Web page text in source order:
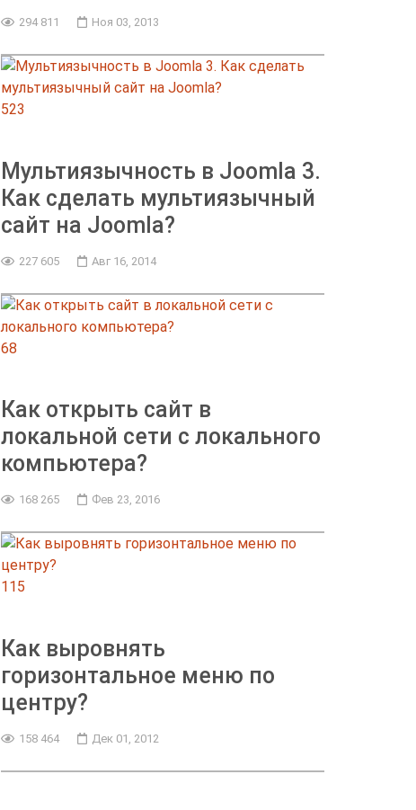
294 811 Ноя 03, 2013
523
Мультиязычность в Joomla 3.
Как сделать мультиязычный
сайт на Joomla?
227 605 Авг 16, 2014
68
Как открыть сайт в
локальной сети с локального
компьютера?
168 265 Фев 23, 2016
115
Как выровнять
горизонтальное меню по
центру?
158 464 Дек 01, 2012